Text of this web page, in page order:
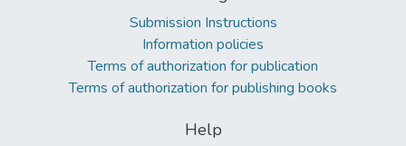
Submission Instructions
Information policies
Terms of authorization for publication
Terms of authorization for publishing books
Help